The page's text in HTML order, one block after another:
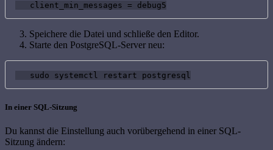
   client_min_messages = debug5
Speichere die Datei und schließe den Editor.
Starte den PostgreSQL-Server neu:
   sudo systemctl restart postgresql
In einer SQL-Sitzung
Du kannst die Einstellung auch vorübergehend in einer SQL-
Sitzung ändern: